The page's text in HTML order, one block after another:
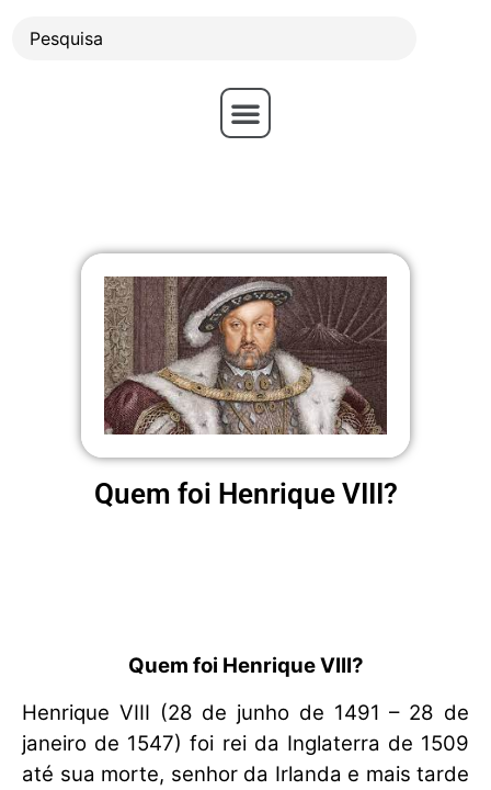
Quem foi Henrique VIII?
Quem foi Henrique VIII?
Henrique VIII (28 de junho de 1491 – 28 de
janeiro de 1547) foi rei da Inglaterra de 1509
até sua morte, senhor da Irlanda e mais tarde